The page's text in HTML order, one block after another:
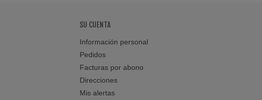
SU CUENTA
Información personal
Pedidos
Facturas por abono
Direcciones
Mis alertas